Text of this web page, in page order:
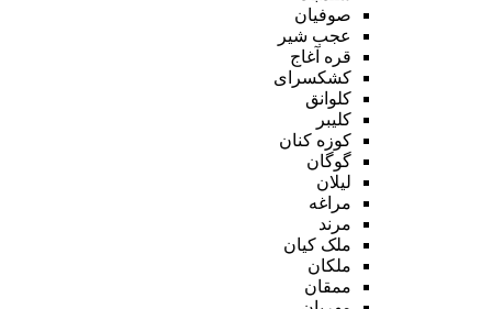
صوفیان
عجب شیر
قره آغاج
کشکسرای
کلوانق
کلیبر
کوزه کنان
گوگان
لیلان
مراغه
مرند
ملک کیان
ملکان
ممقان